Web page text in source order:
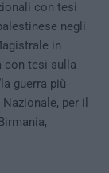
con tesi
negli
in
con tesi sulla
guerra più
per il